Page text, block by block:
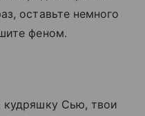
оставьте немного
феном.
Сью, твои